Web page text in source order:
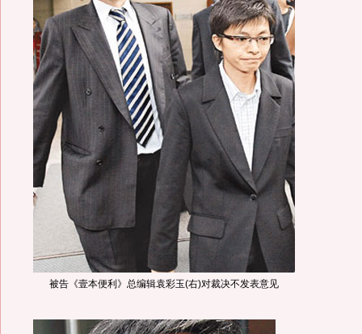
被告《壹本便利》总编辑袁彩玉(右)对裁决不发表意见